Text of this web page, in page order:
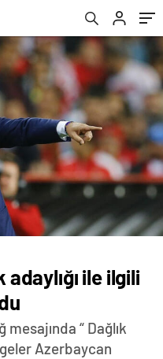
ile ilgili
“ Dağlık
Azerbaycan